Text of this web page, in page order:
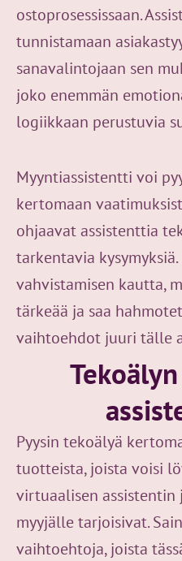
ostoprosessissaan.
tunnistamaan
sanavalintojaan sen
joko enemmän
logiikkaan perustuvia
Myyntiassistentti voi
kertomaan
ohjaavat assistenttia
tarkentavia
vahvistamisen kautta,
tärkeää ja saa
vaihtoehdot juuri tälle
Pyysin tekoälyä
tuotteista, joista voisi
virtuaalisen assistentin
myyjälle tarjoisivat.
vaihtoehtoja, joista